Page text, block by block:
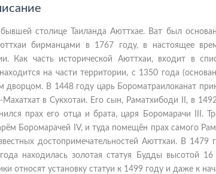
бывшей столице Таиланда Аюттхае. Ват был
бирманцами в 1767 году, в настоящее
Как часть исторической Аюттхаи, входит в
на части территории, с 1350 года
дворцом. В 1448 году царь Бороматраилоканат
Махатхат в Сукхотаи. Его сын, Раматхибоди II, в
прах его отца и брата, царя Боромарачи III.
Боромарачей IV, и туда помещён прах самого
достопримечательностей Аюттхаи. В 1479
находилась золотая статуя Будды высотой 16
относят установку статуи к 1499 году и даже к